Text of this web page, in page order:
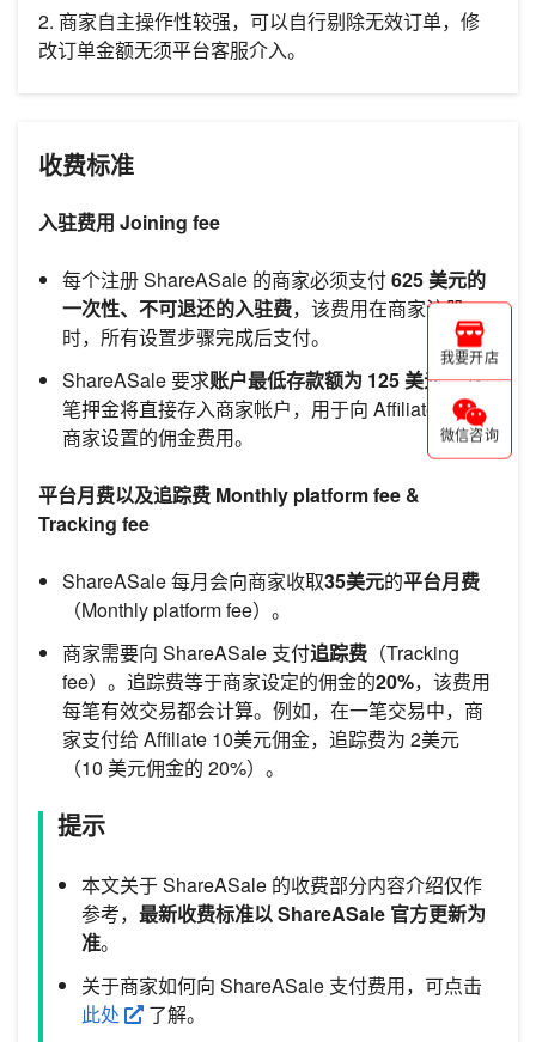
2. 商家自主操作性较强，可以自行剔除无效订单，修
改订单金额无须平台客服介入。
收费标准
入驻费用 Joining fee
每个注册 ShareASale 的商家必须支付625 美元的
一次性、不可退还的入驻费，该费用在商家注册
时，所有设置步骤完成后支付。
ShareASale 要求账户最低存款额为 125 美元。 这
笔押金将直接存入商家帐户，用于向 Affiliate 支付
商家设置的佣金费用。
平台月费以及追踪费 Monthly platform fee &
Tracking fee
ShareASale 每月会向商家收取35美元的平台月费
（Monthly platform fee）。
商家需要向 ShareASale 支付追踪费 （Tracking
fee）。追踪费等于商家设定的佣金的20%，该费用
每笔有效交易都会计算。例如，在一笔交易中，商
家支付给 Affiliate 10美元佣金，追踪费为 2美元
（10 美元佣金的 20%）。
提示
本文关于 ShareASale 的收费部分内容介绍仅作
参考， 最新收费标准以 ShareASale 官方更新为
准。
关于商家如何向 ShareASale 支付费用，可点击
此处
了解。
我要开店
微信咨询